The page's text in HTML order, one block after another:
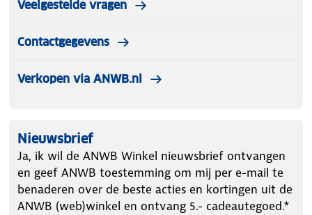
gebruikt in fietsbroeken en trekkingbroeken. Door
waterafstotend.
Let op kleding mag worden gepast maar niet
Veelgestelde vragen
Contactgegevens
Verkopen via ANWB.nl
Nieuwsbrief
Ja, ik wil de ANWB Winkel nieuwsbrief ontvangen
en geef ANWB toestemming om mij per e-mail te
benaderen over de beste acties en kortingen uit de
ANWB (web)winkel en ontvang 5.- cadeautegoed.*